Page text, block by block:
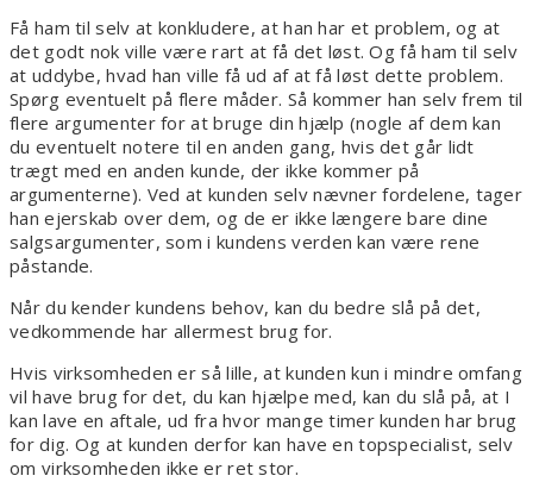
Få ham til selv at konkludere, at han har et problem, og at
det godt nok ville være rart at få det løst. Og få ham til selv
at uddybe, hvad han ville få ud af at få løst dette problem.
Spørg eventuelt på flere måder. Så kommer han selv frem til
flere argumenter for at bruge din hjælp (nogle af dem kan
du eventuelt notere til en anden gang, hvis det går lidt
trægt med en anden kunde, der ikke kommer på
argumenterne). Ved at kunden selv nævner fordelene, tager
han ejerskab over dem, og de er ikke længere bare dine
salgsargumenter, som i kundens verden kan være rene
påstande.
Når du kender kundens behov, kan du bedre slå på det,
vedkommende har allermest brug for.
Hvis virksomheden er så lille, at kunden kun i mindre omfang
vil have brug for det, du kan hjælpe med, kan du slå på, at I
kan lave en aftale, ud fra hvor mange timer kunden har brug
for dig. Og at kunden derfor kan have en topspecialist, selv
om virksomheden ikke er ret stor.